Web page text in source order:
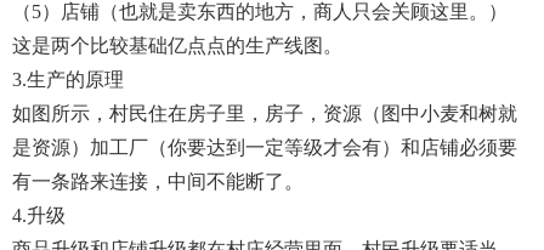
（5）店铺（也就是卖东西的地方，商人只会关顾这里。）
这是两个比较基础亿点点的生产线图。
3.生产的原理
如图所示，村民住在房子里，房子，资源（图中小麦和树就
是资源）加工厂（你要达到一定等级才会有）和店铺必须要
有一条路来连接，中间不能断了。
4.升级